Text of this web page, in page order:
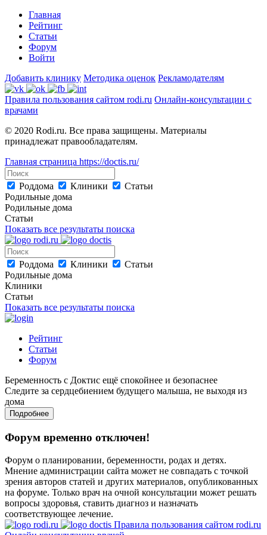
Главная
Рейтинг
Статьи
Форум
Войти
Добавить клинику Методика оценок Рекламодателям
Правила пользования сайтом rodi.ru Онлайн-консультации с
врачами
© 2020 Rodi.ru. Все права защищены. Материалы
принадлежат правообладателям.
Главная страница https://doctis.ru/
Роддома Клиники
Статьи
Родильные дома
Родильные дома
Статьи
Показать все результаты поиска
Роддома Клиники
Статьи
Родильные дома
Клиники
Статьи
Показать все результаты поиска
Рейтинг
Статьи
Форум
Беременность с Доктис ещё спокойнее и безопаснее
Следите за сердцебиением будущего малыша, не выходя из
дома
Подробнее
Форум временно отключен!
Форум о планировании, беременности, родах и детях.
Мнение администрации сайта может не совпадать с точкой
зрения авторов статей и других материалов, опубликованных
на форуме. Только врач на очной консультации может решать
вопросы здоровья, ставить диагноз и назначать
соответствующее лечение.
Правила пользования сайтом rodi.ru